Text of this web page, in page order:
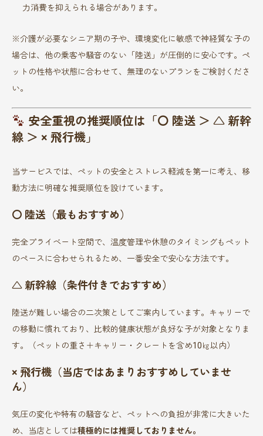
力消費を抑えられる場合があります。
※介護が必要なシニア期の子や、環境変化に敏感で神経質な子の
場合は、他の乗客や騒音のない「陸送」が圧倒的に安心です。ペ
ットの性格や状態に合わせて、無理のないプランをご検討くださ
い。
安全重視の推奨順位は「〇 陸送 ＞ △ 新幹
線 ＞ × 飛行機」
当サービスでは、ペットの安全とストレス軽減を第一に考え、移
動方法に明確な推奨順位を設けています。
〇 陸送（最もおすすめ）
完全プライベート空間で、温度管理や休憩のタイミングもペット
のペースに合わせられるため、一番安全で安心な方法です。
△ 新幹線（条件付きでおすすめ）
陸送が難しい場合の二次策としてご案内しています。キャリーで
の移動に慣れており、比較的健康状態が良好な子が対象となりま
す。（ペットの重さ＋キャリー・クレートを含め10㎏以内）
× 飛行機（当店ではあまりおすすめしていませ
ん）
気圧の変化や特有の騒音など、ペットへの負担が非常に大きいた
め、当店としては積極的には推奨しておりません。